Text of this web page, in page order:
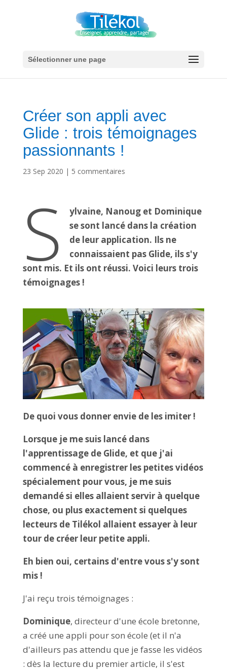
Sélectionner une page
Créer son appli avec
Glide : trois témoignages
passionnants !
23 Sep 2020 | 5 commentaires
S
ylvaine, Nanoug et Dominique
se sont lancé dans la création
de leur application. Ils ne
connaissaient pas Glide, ils s'y
sont mis. Et ils ont réussi. Voici leurs trois
témoignages !
De quoi vous donner envie de les imiter !
Lorsque je me suis lancé dans
l'apprentissage de Glide, et que j'ai
commencé à enregistrer les petites vidéos
spécialement pour vous, je me suis
demandé si elles allaient servir à quelque
chose, ou plus exactement si quelques
lecteurs de Tilékol allaient essayer à leur
tour de créer leur petite appli.
Eh bien oui, certains d'entre vous s'y sont
mis !
J'ai reçu trois témoignages :
Dominique, directeur d'une école bretonne,
a créé une appli pour son école (et il n'a
d'ailleurs pas attendu que je fasse les vidéos
: dès la lecture du premier article, il s'est